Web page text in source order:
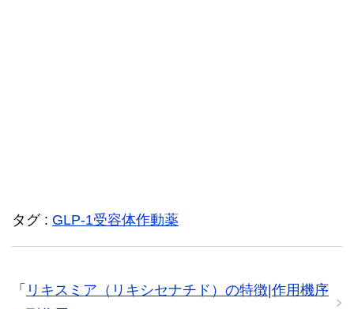
タグ : GLP-1受容体作動薬
「 リキスミア（リキシセナチド）の特徴|作用機序